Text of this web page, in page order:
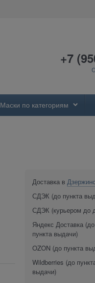
+7
Маски по категориям
Доставка в
СДЭК (до пункта
СДЭК (курьером до
Яндекс Доставка (до
пункта выдачи)
OZON (до пункта
Wildberries (до
выдачи)